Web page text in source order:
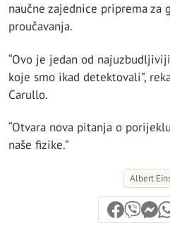
naučne zajednice priprema za
proučavanja.
“Ovo je jedan od
koje smo ikad detektovali”,
Carullo.
“Otvara nova pitanja o
naše fizike.”
Albert